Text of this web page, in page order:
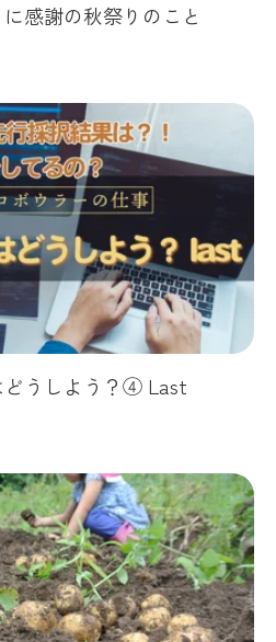
感謝の秋祭りのこと
どうしよう？④ Last